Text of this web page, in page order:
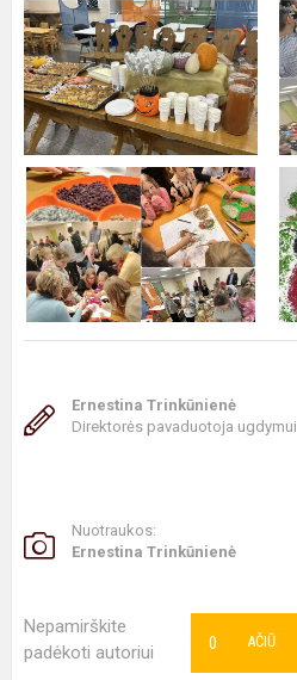
Ernestina Trinkūnienė
Direktorės pavaduotoja ugdymui
Nuotraukos:
Ernestina Trinkūnienė
Nepamirškite
padėkoti autoriui
AČIŪ
0